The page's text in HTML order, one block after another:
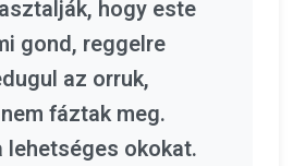
hogy este
gond, reggelre
az orruk,
fáztak meg.
lehetséges okokat.